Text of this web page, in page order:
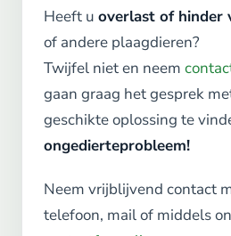
Heeft u overlast of hinder
of andere plaagdieren?
Twijfel niet en neem
gaan graag het gesprek
geschikte oplossing te
ongedierteprobleem!
Neem vrijblijvend contact
telefoon, mail of middels